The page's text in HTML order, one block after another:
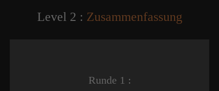
Level 2 : Zusammenfassung
Runde 1 :